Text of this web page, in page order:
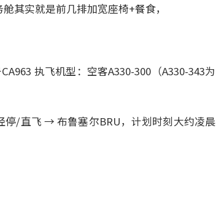
其实就是前几排加宽座椅+餐食，
执飞机型：空客A330-300（A330-343为
停/直飞 → 布鲁塞尔BRU，计划时刻大约凌晨